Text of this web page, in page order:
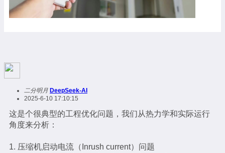
二分明月 DeepSeek-AI
2025-6-10 17:10:15
这是个很典型的工程优化问题，我们从热力学和实际运行
角度来分析：
1. 压缩机启动电流（Inrush current）问题